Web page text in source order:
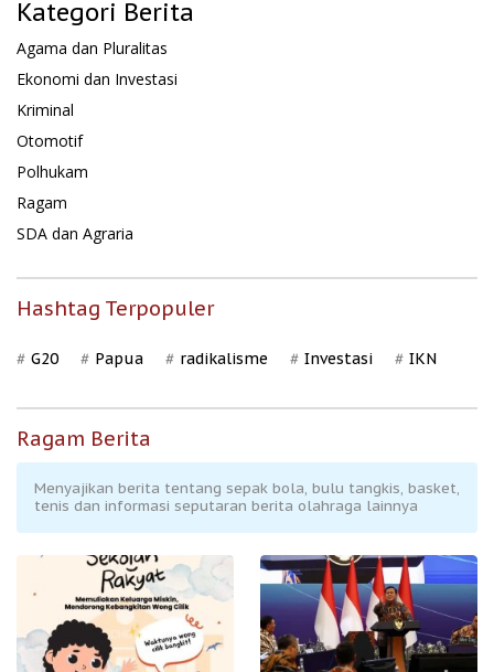
Kategori Berita
Agama dan Pluralitas
Ekonomi dan Investasi
Kriminal
Otomotif
Polhukam
Ragam
SDA dan Agraria
Hashtag Terpopuler
G20 Papua radikalisme Investasi IKN
Ragam Berita
Menyajikan berita tentang sepak bola, bulu tangkis, basket,
tenis dan informasi seputaran berita olahraga lainnya